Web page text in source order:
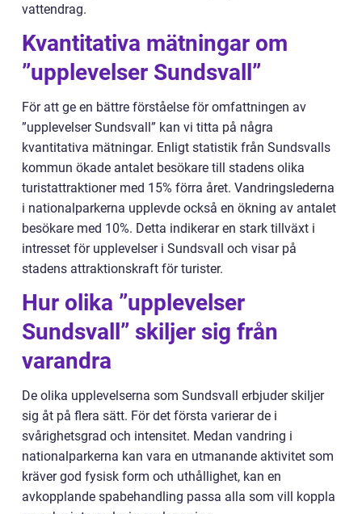
vattendrag.
Kvantitativa mätningar om
”upplevelser Sundsvall”
För att ge en bättre förståelse för omfattningen av
”upplevelser Sundsvall” kan vi titta på några
kvantitativa mätningar. Enligt statistik från Sundsvalls
kommun ökade antalet besökare till stadens olika
turistattraktioner med 15% förra året. Vandringslederna
i nationalparkerna upplevde också en ökning av antalet
besökare med 10%. Detta indikerar en stark tillväxt i
intresset för upplevelser i Sundsvall och visar på
stadens attraktionskraft för turister.
Hur olika ”upplevelser
Sundsvall” skiljer sig från
varandra
De olika upplevelserna som Sundsvall erbjuder skiljer
sig åt på flera sätt. För det första varierar de i
svårighetsgrad och intensitet. Medan vandring i
nationalparkerna kan vara en utmanande aktivitet som
kräver god fysisk form och uthållighet, kan en
avkopplande spabehandling passa alla som vill koppla